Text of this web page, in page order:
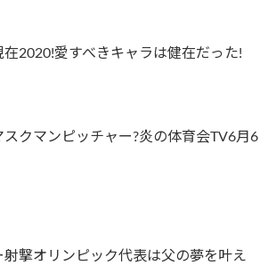
在2020!愛すべきキャラは健在だった!
スクマンピッチャー?炎の体育会TV6月6
射撃オリンピック代表は父の夢を叶え